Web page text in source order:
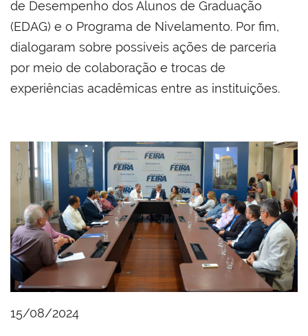
de Desempenho dos Alunos de Graduação
(EDAG) e o Programa de Nivelamento. Por fim,
dialogaram sobre possíveis ações de parceria
por meio de colaboração e trocas de
experiências acadêmicas entre as instituições.
15/08/2024